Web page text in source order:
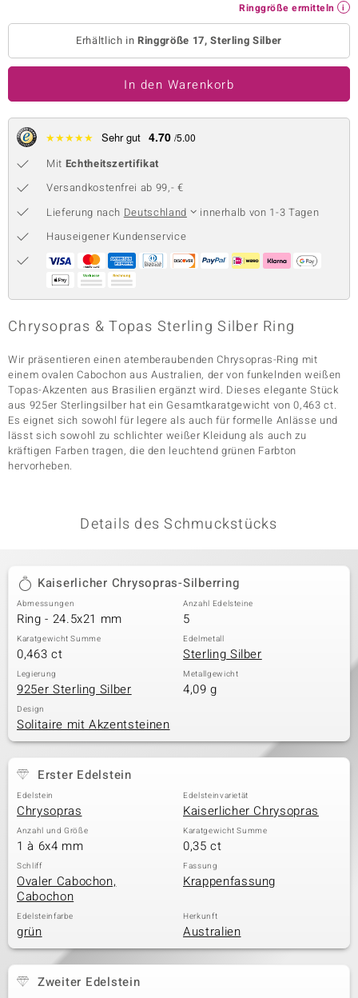
Classics
Ringgröße ermitteln
Erhältlich inRinggröße 17, Sterling Silber
In den Warenkorb
★★★★★ Sehr gut 4.70 /5.00
Mit Echtheitszertifikat
Versandkostenfrei ab 99,- €
Lieferung nach Deutschland
innerhalb von 1-3 Tagen
Hauseigener Kundenservice
Chrysopras & Topas Sterling Silber Ring
Wir präsentieren einen atemberaubenden Chrysopras-Ring mit
einem ovalen Cabochon aus Australien, der von funkelnden weißen
Topas-Akzenten aus Brasilien ergänzt wird. Dieses elegante Stück
aus 925er Sterlingsilber hat ein Gesamtkaratgewicht von 0,463 ct.
Es eignet sich sowohl für legere als auch für formelle Anlässe und
lässt sich sowohl zu schlichter weißer Kleidung als auch zu
kräftigen Farben tragen, die den leuchtend grünen Farbton
hervorheben.
Details des Schmuckstücks
Kaiserlicher Chrysopras-Silberring
Abmessungen
Ring - 24.5x21 mm
Anzahl Edelsteine
5
Karatgewicht Summe
0,463 ct
Edelmetall
Sterling Silber
Legierung
925er Sterling Silber
Metallgewicht
4,09 g
Design
Solitaire mit Akzentsteinen
Erster Edelstein
Edelstein
Chrysopras
Edelsteinvarietät
Kaiserlicher Chrysopras
Anzahl und Größe
1 à 6x4 mm
Karatgewicht Summe
0,35 ct
Schliff
Ovaler Cabochon,
Cabochon
Fassung
Krappenfassung
Edelsteinfarbe
grün
Herkunft
Australien
Zweiter Edelstein